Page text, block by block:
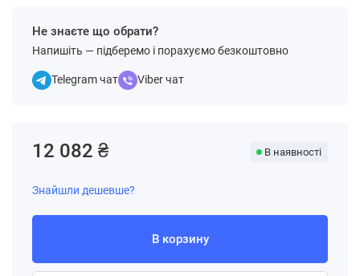
Не знаєте що обрати?
Напишіть — підберемо і порахуємо безкоштовно
Telegram чат Viber чат
12 082 ₴ В наявності
Знайшли дешевше?
В корзину